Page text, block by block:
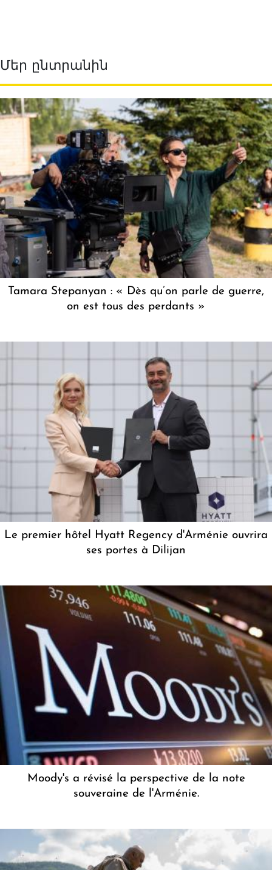
Մեր ընտրանին
Tamara Stepanyan : « Dès qu’on parle de guerre,
on est tous des perdants »
Le premier hôtel Hyatt Regency d'Arménie ouvrira
ses portes à Dilijan
Moody's a révisé la perspective de la note
souveraine de l'Arménie.